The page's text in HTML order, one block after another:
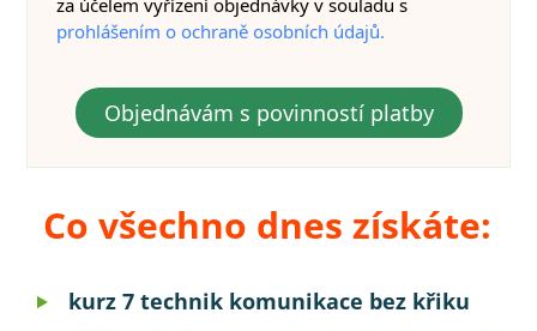
prohlášením o ochraně osobních údajů.
Objednávám s povinností platby
Co všechno dnes získáte:
kurz 7 technik komunikace bez křiku